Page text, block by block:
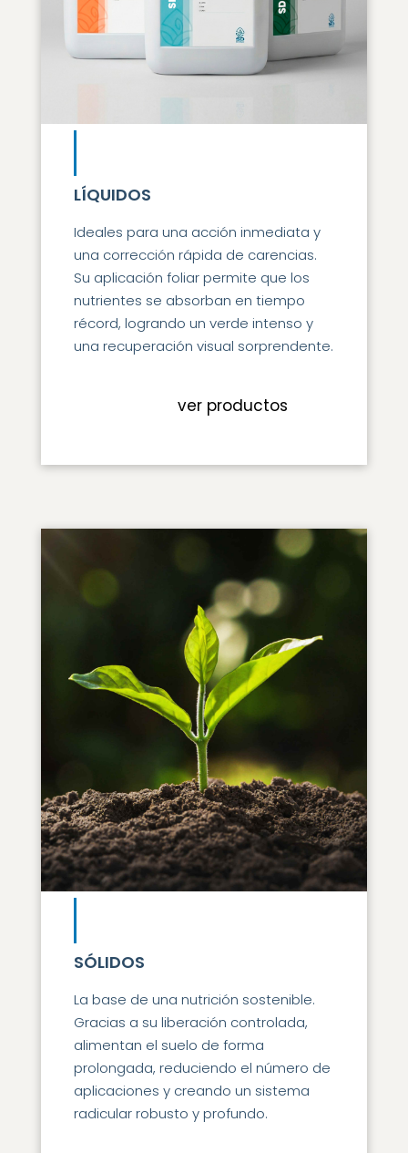
LÍQUIDOS
Ideales para una acción inmediata y
una corrección rápida de carencias.
Su aplicación foliar permite que los
nutrientes se absorban en tiempo
récord, logrando un verde intenso y
una recuperación visual sorprendente.
ver productos
SÓLIDOS
La base de una nutrición sostenible.
Gracias a su liberación controlada,
alimentan el suelo de forma
prolongada, reduciendo el número de
aplicaciones y creando un sistema
radicular robusto y profundo.